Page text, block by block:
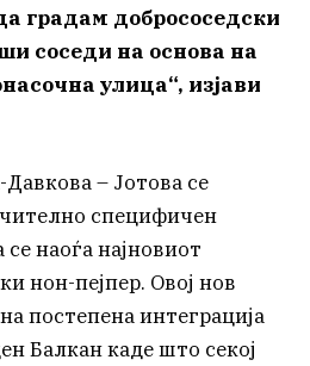
градам добрососедски
соседи на основа на
улица“, изјави
– Јотова се
специфичен
наоѓа најновиот
нон-пејпер. Овој нов
постепена интеграција
Балкан каде што секој